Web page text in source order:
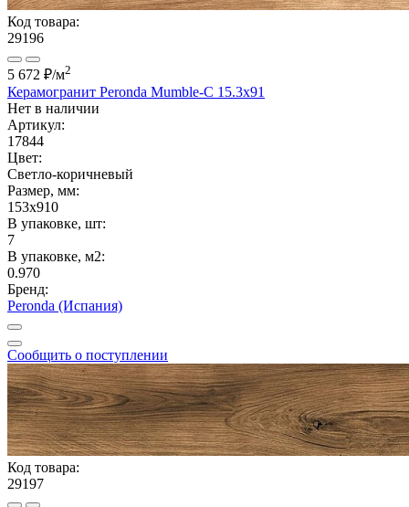
Код товара:
29196
5 672 ₽/м2
Керамогранит Peronda Mumble-С 15.3x91
Нет в наличии
Артикул:
17844
Цвет:
Светло-коричневый
Размер, мм:
153x910
В упаковке, шт:
7
В упаковке, м2:
0.970
Бренд:
Peronda (Испания)
Сообщить о поступлении
Код товара:
29197